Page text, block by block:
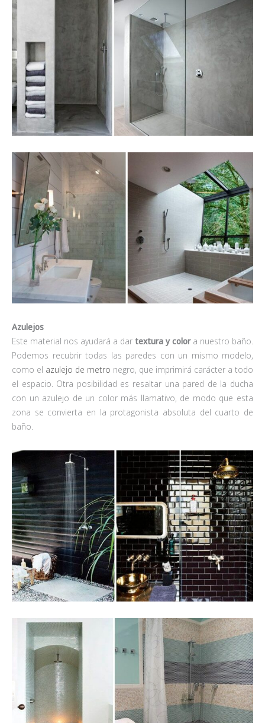
Azulejos
Este material nos ayudará a dar textura y colora nuestro baño.
Podemos recubrir todas las paredes con un mismo modelo,
como el azulejo de metro negro, que imprimirá carácter a todo
el espacio. Otra posibilidad es resaltar una pared de la ducha
con un azulejo de un color más llamativo, de modo que esta
zona se convierta en la protagonista absoluta del cuarto de
baño.